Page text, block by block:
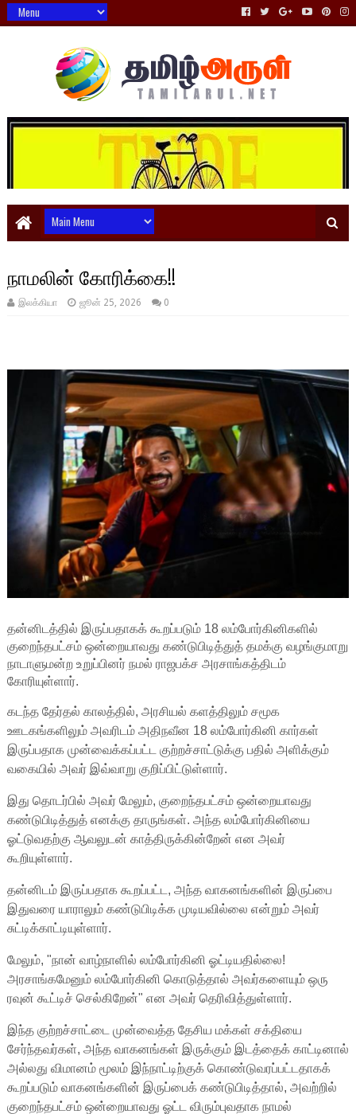
நாமலின் கோரிக்கை!!
இலக்கியா ஜூன் 25, 2026 0
தன்னிடத்தில் இருப்பதாகக் கூறப்படும் 18 லம்போர்கினிகளில்
குறைந்தபட்சம் ஒன்றையாவது கண்டுபிடித்துத் தமக்கு வழங்குமாறு
நாடாளுமன்ற உறுப்பினர் நமல் ராஜபக்ச அரசாங்கத்திடம்
கோரியுள்ளார்.
கடந்த தேர்தல் காலத்தில், அரசியல் களத்திலும் சமூக
ஊடகங்களிலும் அவரிடம் அதிநவீன 18 லம்போர்கினி கார்கள்
இருப்பதாக முன்வைக்கப்பட்ட குற்றச்சாட்டுக்கு பதில் அளிக்கும்
வகையில் அவர் இவ்வாறு குறிப்பிட்டுள்ளார்.
இது தொடர்பில் அவர் மேலும், குறைந்தபட்சம் ஒன்றையாவது
கண்டுபிடித்துத் எனக்கு தாருங்கள். அந்த லம்போர்கினியை
ஓட்டுவதற்கு ஆவலுடன் காத்திருக்கின்றேன் என அவர்
கூறியுள்ளார்.
தன்னிடம் இருப்பதாக கூறப்பட்ட, அந்த வாகனங்களின் இருப்பை
இதுவரை யாராலும் கண்டுபிடிக்க முடியவில்லை என்றும் அவர்
சுட்டிக்காட்டியுள்ளார்.
மேலும், "நான் வாழ்நாளில் லம்போர்கினி ஓட்டியதில்லை!
அரசாங்கமேனும் லம்போர்கினி கொடுத்தால் அவர்களையும் ஒரு
ரவுன் கூட்டிச் செல்கிறேன்" என அவர் தெரிவித்துள்ளார்.
இந்த குற்றச்சாட்டை முன்வைத்த தேசிய மக்கள் சக்தியை
சேர்ந்தவர்கள், அந்த வாகனங்கள் இருக்கும் இடத்தைக் காட்டினால்
அல்லது விமானம் மூலம் இந்நாட்டிற்குக் கொண்டுவரப்பட்டதாகக்
கூறப்படும் வாகனங்களின் இருப்பைக் கண்டுபிடித்தால், அவற்றில்
குறைந்தபட்சம் ஒன்றையாவது ஓட்ட விரும்புவதாக நாமல்